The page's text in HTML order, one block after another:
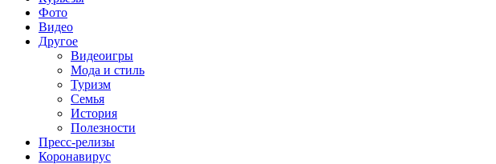
Фото
Видео
Другое
Видеоигры
Мода и стиль
Туризм
Семья
История
Полезности
Пресс-релизы
Коронавирус